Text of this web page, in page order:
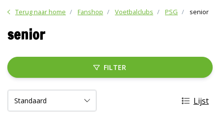
Terug naar home Fanshop Voetbalclubs PSG senior
senior
FILTER
Lijst